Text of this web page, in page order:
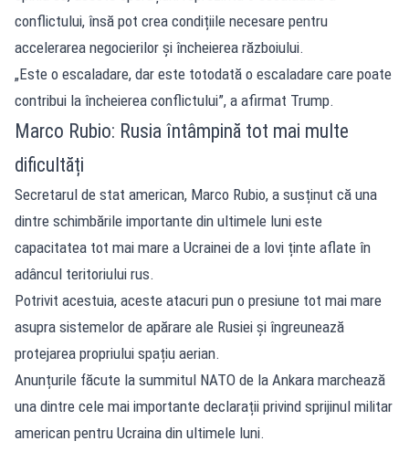
conflictului, însă pot crea condițiile necesare pentru
accelerarea negocierilor și încheierea războiului.
„Este o escaladare, dar este totodată o escaladare care poate
contribui la încheierea conflictului”, a afirmat Trump.
Marco Rubio: Rusia întâmpină tot mai multe
dificultăți
Secretarul de stat american, Marco Rubio, a susținut că una
dintre schimbările importante din ultimele luni este
capacitatea tot mai mare a Ucrainei de a lovi ținte aflate în
adâncul teritoriului rus.
Potrivit acestuia, aceste atacuri pun o presiune tot mai mare
asupra sistemelor de apărare ale Rusiei și îngreunează
protejarea propriului spațiu aerian.
Anunțurile făcute la summitul NATO de la Ankara marchează
una dintre cele mai importante declarații privind sprijinul militar
american pentru Ucraina din ultimele luni.